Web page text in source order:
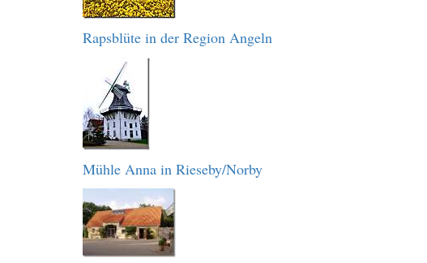
Rapsblüte in der Region Angeln
Mühle Anna in Rieseby/Norby